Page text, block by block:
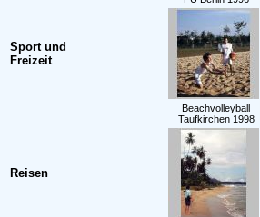
Sport und
Freizeit
Beachvolleyball
Taufkirchen 1998
Reisen